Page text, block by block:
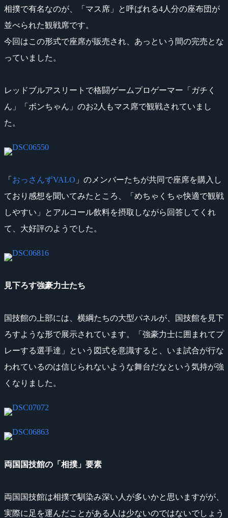
相撲で有名なのが、「マス席」と呼ばれる4人分の座布団が
並べられた観戦席です。
今回はこの形式で座席が販売され、あっという間の完売とな
っていました。
レッドブルアスリートで格闘ゲームプロゲーマー「ガチく
ん」「ボンちゃん」のお2人もマス席で観戦されていまし
た。
「 おっさんずVALO 」のメンバーたちが共同で座席を購入し
ており感想を聞いてみたところ、「めちゃくちゃ快適で観戦
しやすい」とアルコール飲料を摂取しながら回答してくれ
て、大好評のようでした。
見下ろす強豪力士たち
国技館の上部には、横綱たちの大型パネルが、国技館を見下
ろすような形で展示されています。「強豪力士に囲まれてプ
レーする選手達」という図式を意識すると、いま試合が行な
われているのは信じられないような舞台だなという気持が強
くなりました。
両国国技館の「相撲」要素
両国国技館は相撲で馴染み深い人が多いかと思いますがが、
実際に足を運んだことがある人は少ないのではないでしょう